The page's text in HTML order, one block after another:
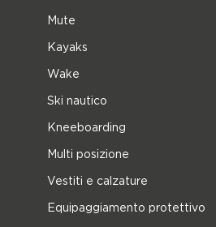
Mute
Kayaks
Wake
Ski nautico
Kneeboarding
Multi posizione
Vestiti e calzature
Equipaggiamento protettivo